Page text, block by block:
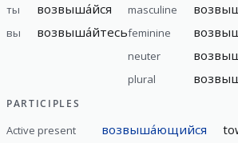
ты
возвыша́йся
вы возвыша́йтесь
masculine
feminine
neuter
plural
PARTICIPLES
Active present возвыша́ющийся